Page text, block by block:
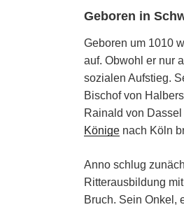
Geboren in
Geboren um 1010
auf. Obwohl er nur
sozialen Aufstieg.
Bischof von
Rainald von
Könige nach Köln
Anno schlug
Ritterausbildung
Bruch. Sein Onkel,